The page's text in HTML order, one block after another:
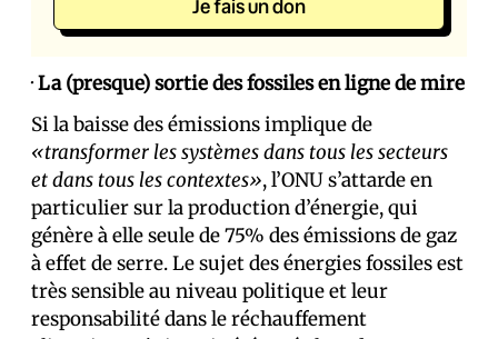
Je fais un don
·La (presque) sortie des fossiles en ligne de mire
Si la baisse des émissions implique de
«transformer les systèmes dans tous les secteurs
et dans tous les contextes», l’ONU s’attarde en
particulier sur la production d’énergie, qui
génère à elle seule de 75% des émissions de gaz
à effet de serre. Le sujet des énergies fossiles est
très sensible au niveau politique et leur
responsabilité dans le réchauffement